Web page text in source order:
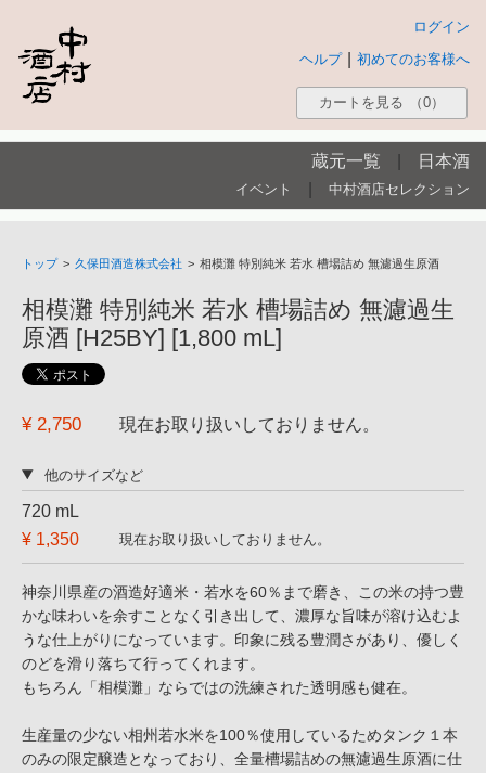
ログイン
初めてのお客様へ
ヘルプ
カートを見る （0）
蔵元一覧 日本酒
イベント 中村酒店セレクション
トップ > 久保田酒造株式会社 > 相模灘 特別純米 若水 槽場詰め 無濾過生原酒
相模灘 特別純米 若水 槽場詰め 無濾過生
原酒 [H25BY] [1,800 mL]
¥ 2,750 現在お取り扱いしておりません。
他のサイズなど
720 mL
¥ 1,350
現在お取り扱いしておりません。
神奈川県産の酒造好適米・若水を60％まで磨き、この米の持つ豊
かな味わいを余すことなく引き出して、濃厚な旨味が溶け込むよ
うな仕上がりになっています。印象に残る豊潤さがあり、優しく
のどを滑り落ちて行ってくれます。
もちろん「相模灘」ならではの洗練された透明感も健在。
生産量の少ない相州若水米を100％使用しているためタンク１本
のみの限定醸造となっており、全量槽場詰めの無濾過生原酒に仕